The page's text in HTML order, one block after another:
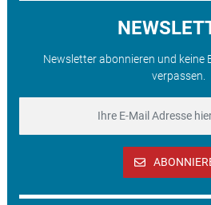
Newsletter abonnieren und keine
verpassen.